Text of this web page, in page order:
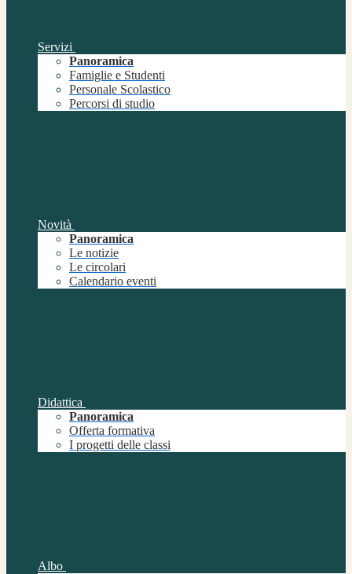
Servizi
Panoramica
Famiglie e Studenti
Personale Scolastico
Percorsi di studio
Novità
Panoramica
Le notizie
Le circolari
Calendario eventi
Didattica
Panoramica
Offerta formativa
I progetti delle classi
Albo